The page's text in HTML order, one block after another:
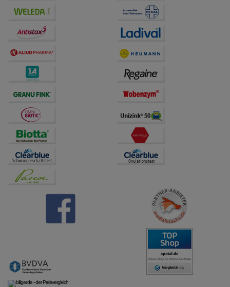
Bitte beachten Sie, dass Daten hierfür teilweise an
Dritte wie z.B. Google oder soziale Medien
übertragen werden.